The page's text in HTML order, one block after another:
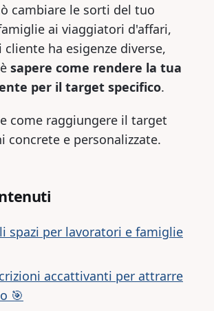
cambiare le sorti del tuo
ai viaggiatori d'affari,
ha esigenze diverse,
sapere come rendere la tua
per il target specifico.
come raggiungere il target
concrete e personalizzate.
spazi per lavoratori e famiglie
accattivanti per attrarre
🎯